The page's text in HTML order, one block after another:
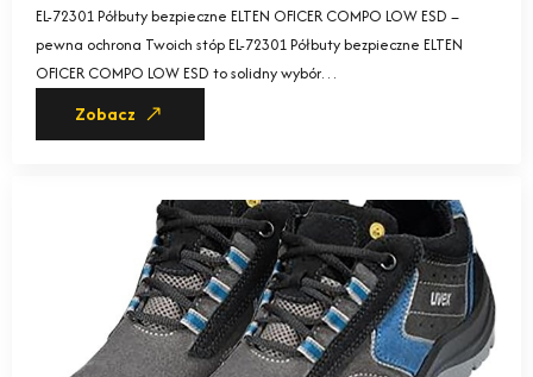
EL-72301 Półbuty bezpieczne ELTEN OFICER COMPO LOW ESD –
pewna ochrona Twoich stóp EL-72301 Półbuty bezpieczne ELTEN
OFICER COMPO LOW ESD to solidny wybór…
Zobacz